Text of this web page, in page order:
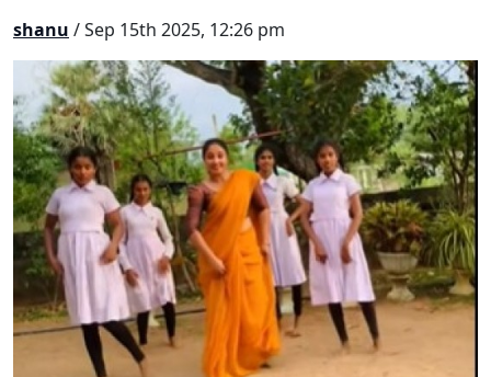
shanu / Sep 15th 2025, 12:26 pm